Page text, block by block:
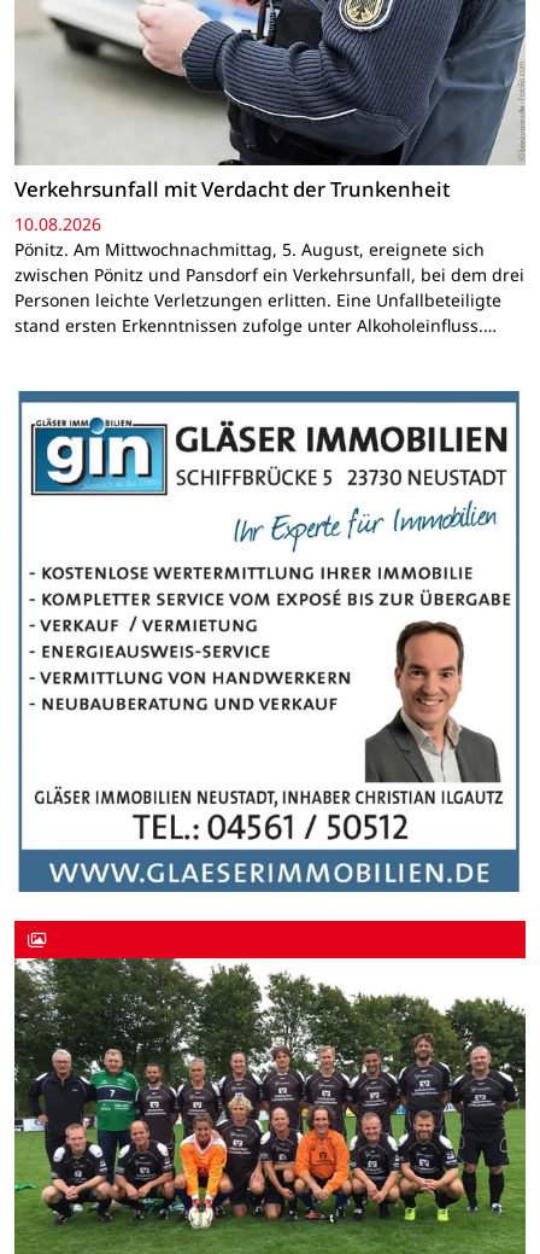
Verkehrsunfall mit Verdacht der Trunkenheit
10.08.2026
Pönitz. Am Mittwochnachmittag, 5. August, ereignete sich
zwischen Pönitz und Pansdorf ein Verkehrsunfall, bei dem drei
Personen leichte Verletzungen erlitten. Eine Unfallbeteiligte
stand ersten Erkenntnissen zufolge unter Alkoholeinfluss.…